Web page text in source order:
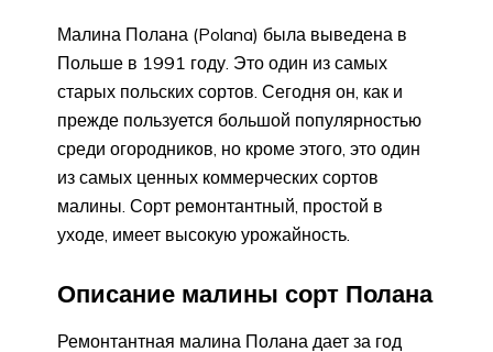
Малина Полана (Polana) была выведена в
Польше в 1991 году. Это один из самых
старых польских сортов. Сегодня он, как и
прежде пользуется большой популярностью
среди огородников, но кроме этого, это один
из самых ценных коммерческих сортов
малины. Сорт ремонтантный, простой в
уходе, имеет высокую урожайность.
Описание малины сорт Полана
Ремонтантная малина Полана дает за год